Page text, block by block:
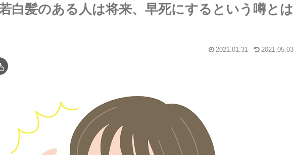
白髪のある人は将来、早死にするという噂とは
2021.01.31 2021.05.03